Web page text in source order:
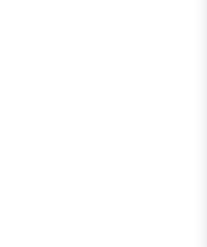
hos Bygholm Wood i Aarhus og lever